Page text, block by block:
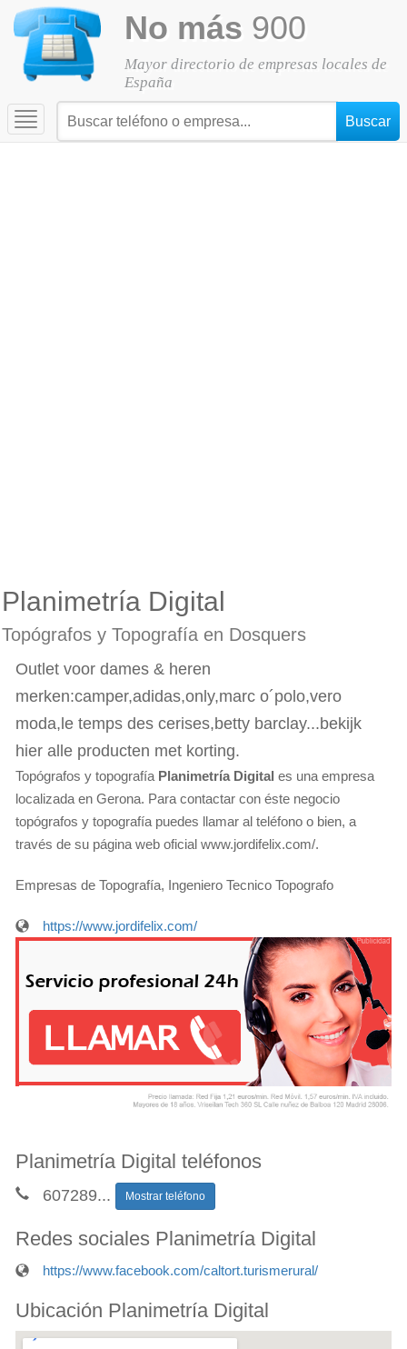
No más 900
Mayor directorio de empresas locales de
España
Toggle
navigation
Planimetría Digital
Topógrafos y Topografía en Dosquers
Outlet voor dames & heren
merken:camper,adidas,only,marc o´polo,vero
moda,le temps des cerises,betty barclay...bekijk
hier alle producten met korting.
Topógrafos y topografía Planimetría Digital es una empresa
localizada en Gerona. Para contactar con éste negocio
topógrafos y topografía puedes llamar al teléfono o bien, a
través de su página web oficial www.jordifelix.com/.
Empresas de Topografía, Ingeniero Tecnico Topografo
https://www.jordifelix.com/
Planimetría Digital teléfonos
607289... Mostrar teléfono
Redes sociales Planimetría Digital
https://www.facebook.com/caltort.turismerural/
Ubicación Planimetría Digital